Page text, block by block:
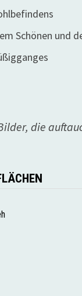
Schönen und
die